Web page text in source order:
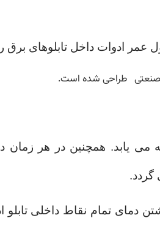
عمر ادوات داخل تابلوهای برق
می یابد. همچنین در هر زمان
گردد.
تمام نقاط داخلی تابلو